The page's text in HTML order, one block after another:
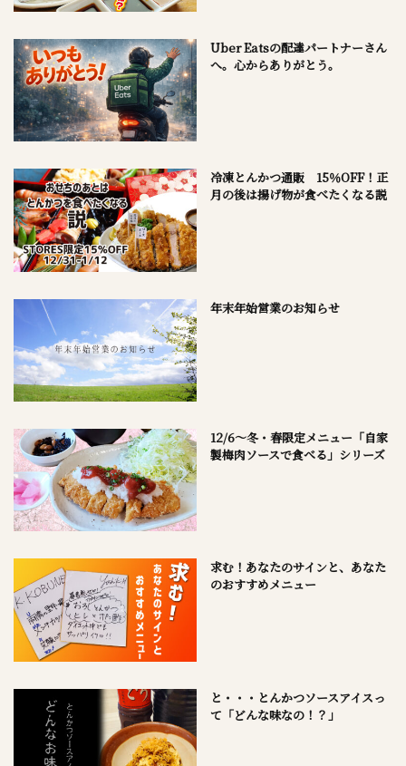
Uber Eatsの配達パートナーさん
へ。心からありがとう。
冷凍とんかつ通販 15％OFF！正
月の後は揚げ物が食べたくなる説
年末年始営業のお知らせ
12/6～冬・春限定メニュー「自家
製梅肉ソースで食べる」シリーズ
求む！あなたのサインと、あなた
のおすすめメニュー
と・・・とんかつソースアイスっ
て「どんな味なの！？」